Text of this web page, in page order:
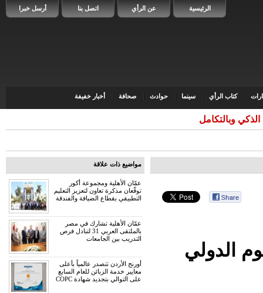
أرسل خبرا اتصل بنا عن الرأي الرئيسية
كتاب الرأي سينما حوادث صحافة أخبار خفيفة
الذكي وبالتكامل
الدولي
مواضيع ذات علاقة
عمّان الأهلية ومجموعة أكور
توقّعان مذكرة تعاون لتعزيز التعليم
التطبيقي بقطاع الضيافة والفندقة
عمّان الأهلية تشارك في مصر
بالملتقى العربي 31 لتبادل فرص
التدريب بين الجامعات
أورنج الأردن تتصدر عالمياً بأعلى
معايير خدمة الزبائن للعام السابع
على التوالي بتجديد شهادة COPC